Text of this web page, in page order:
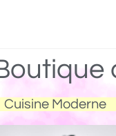
Cuisine Moderne